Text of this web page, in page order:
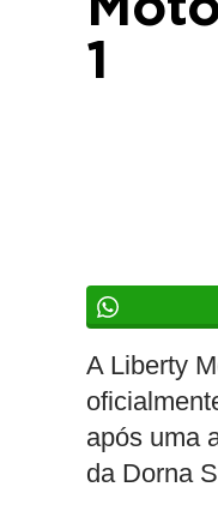
1
A Liberty
após uma
da Dorna